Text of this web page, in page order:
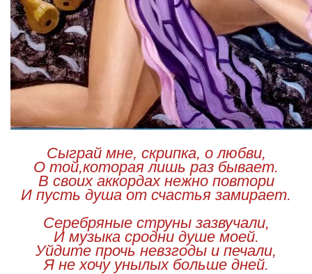
Сыграй мне, скрипка, о любви,
О той,которая лишь раз бывает.
В своих аккордах нежно повтори
И пусть душа от счастья замирает.
Серебряные струны зазвучали,
И музыка сродни душе моей.
Уйдите прочь невзгоды и печали,
Я не хочу унылых больше дней.